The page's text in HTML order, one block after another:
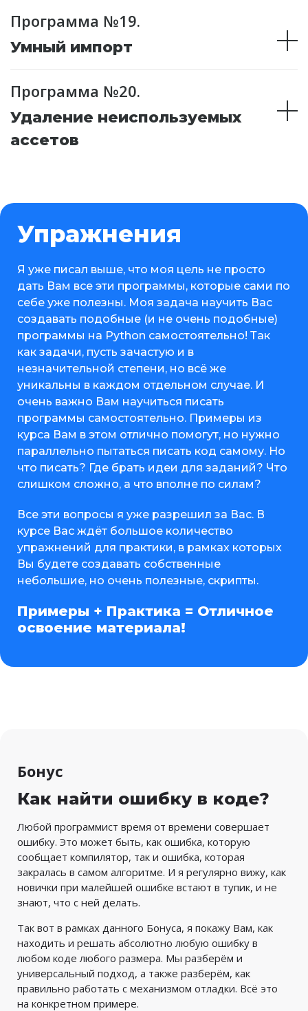
Программа №19.
Умный импорт
Программа №20.
Удаление неиспользуемых
ассетов
Упражнения
Я уже писал выше, что моя цель не просто
дать Вам все эти программы, которые сами по
себе уже полезны. Моя задача научить Вас
создавать подобные (и не очень подобные)
программы на Python самостоятельно! Так
как задачи, пусть зачастую и в
незначительной степени, но всё же
уникальны в каждом отдельном случае. И
очень важно Вам научиться писать
программы самостоятельно. Примеры из
курса Вам в этом отлично помогут, но нужно
параллельно пытаться писать код самому. Но
что писать? Где брать идеи для заданий? Что
слишком сложно, а что вполне по силам?
Все эти вопросы я уже разрешил за Вас. В
курсе Вас ждёт большое количество
упражнений для практики, в рамках которых
Вы будете создавать собственные
небольшие, но очень полезные, скрипты.
Примеры + Практика = Отличное
освоение материала!
Бонус
Как найти ошибку в коде?
Любой программист время от времени совершает
ошибку. Это может быть, как ошибка, которую
сообщает компилятор, так и ошибка, которая
закралась в самом алгоритме. И я регулярно вижу, как
новички при малейшей ошибке встают в тупик, и не
знают, что с ней делать.
Так вот в рамках данного Бонуса, я покажу Вам, как
находить и решать абсолютно любую ошибку в
любом коде любого размера. Мы разберём и
универсальный подход, а также разберём, как
правильно работать с механизмом отладки. Всё это
на конкретном примере.